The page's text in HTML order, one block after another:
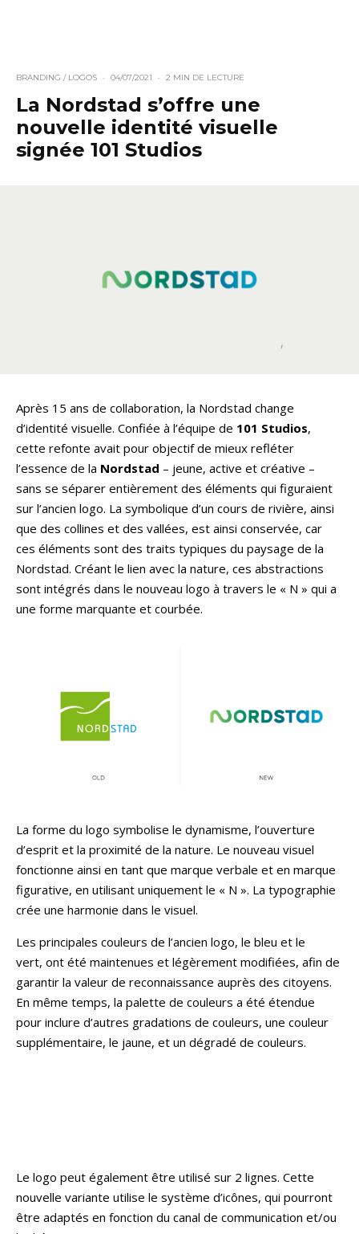
BRANDING / LOGOS · 04/07/2021 · 2 MIN DE LECTURE
La Nordstad s’offre une
nouvelle identité visuelle
signée 101 Studios
Après 15 ans de collaboration, la Nordstad change
d’identité visuelle. Confiée à l’équipe de 101 Studios,
cette refonte avait pour objectif de mieux refléter
l’essence de la Nordstad – jeune, active et créative –
sans se séparer entièrement des éléments qui figuraient
sur l’ancien logo. La symbolique d’un cours de rivière, ainsi
que des collines et des vallées, est ainsi conservée, car
ces éléments sont des traits typiques du paysage de la
Nordstad. Créant le lien avec la nature, ces abstractions
sont intégrés dans le nouveau logo à travers le « N » qui a
une forme marquante et courbée.
La forme du logo symbolise le dynamisme, l’ouverture
d’esprit et la proximité de la nature. Le nouveau visuel
fonctionne ainsi en tant que marque verbale et en marque
figurative, en utilisant uniquement le « N ». La typographie
crée une harmonie dans le visuel.
Les principales couleurs de l’ancien logo, le bleu et le
vert, ont été maintenues et légèrement modifiées, afin de
garantir la valeur de reconnaissance auprès des citoyens.
En même temps, la palette de couleurs a été étendue
pour inclure d’autres gradations de couleurs, une couleur
supplémentaire, le jaune, et un dégradé de couleurs.
Le logo peut également être utilisé sur 2 lignes. Cette
nouvelle variante utilise le système d’icônes, qui pourront
être adaptés en fonction du canal de communication et/ou